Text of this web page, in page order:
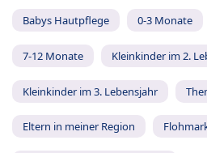
Babys Hautpflege 0-3 Monate
7-12 Monate Kleinkinder im 2.
Kleinkinder im 3. Lebensjahr
Eltern in meiner Region